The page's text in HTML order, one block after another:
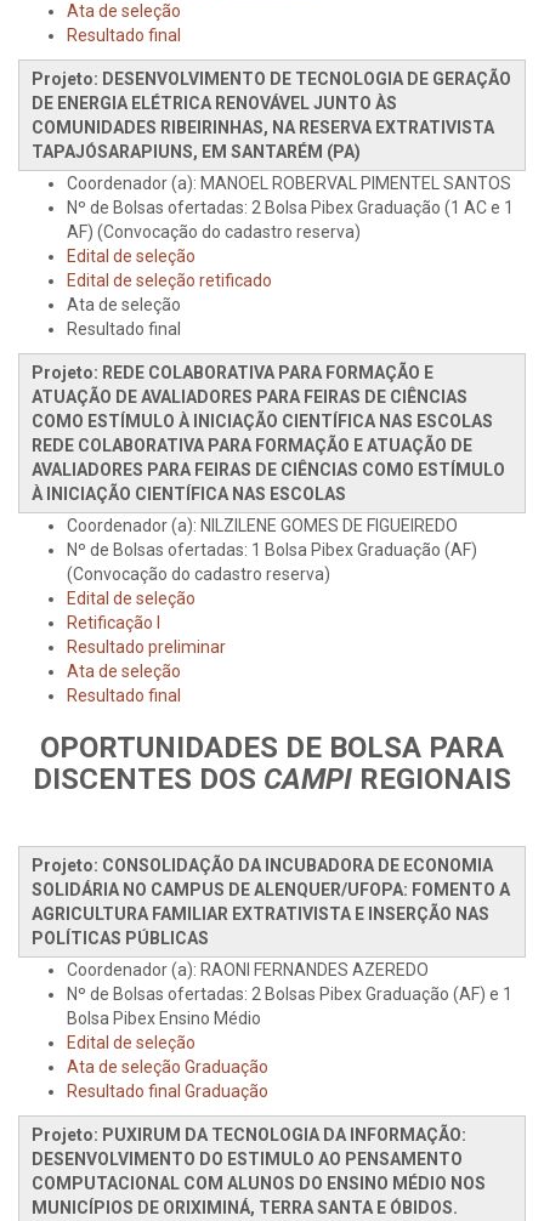
Ata de seleção
Resultado final
Projeto: DESENVOLVIMENTO DE TECNOLOGIA DE GERAÇÃO
DE ENERGIA ELÉTRICA RENOVÁVEL JUNTO ÀS
COMUNIDADES RIBEIRINHAS, NA RESERVA EXTRATIVISTA
TAPAJÓSARAPIUNS, EM SANTARÉM (PA)
Coordenador (a): MANOEL ROBERVAL PIMENTEL SANTOS
Nº de Bolsas ofertadas: 2 Bolsa Pibex Graduação (1 AC e 1
AF) (Convocação do cadastro reserva)
Edital de seleção
Edital de seleção retificado
Ata de seleção
Resultado final
Projeto: REDE COLABORATIVA PARA FORMAÇÃO E
ATUAÇÃO DE AVALIADORES PARA FEIRAS DE CIÊNCIAS
COMO ESTÍMULO À INICIAÇÃO CIENTÍFICA NAS ESCOLAS
REDE COLABORATIVA PARA FORMAÇÃO E ATUAÇÃO DE
AVALIADORES PARA FEIRAS DE CIÊNCIAS COMO ESTÍMULO
À INICIAÇÃO CIENTÍFICA NAS ESCOLAS
Coordenador (a): NILZILENE GOMES DE FIGUEIREDO
Nº de Bolsas ofertadas: 1 Bolsa Pibex Graduação (AF)
(Convocação do cadastro reserva)
Edital de seleção
Retificação I
Resultado preliminar
Ata de seleção
Resultado final
OPORTUNIDADES DE BOLSA PARA
DISCENTES DOS CAMPI REGIONAIS
Projeto: CONSOLIDAÇÃO DA INCUBADORA DE ECONOMIA
SOLIDÁRIA NO CAMPUS DE ALENQUER/UFOPA: FOMENTO A
AGRICULTURA FAMILIAR EXTRATIVISTA E INSERÇÃO NAS
POLÍTICAS PÚBLICAS
Coordenador (a): RAONI FERNANDES AZEREDO
Nº de Bolsas ofertadas: 2 Bolsas Pibex Graduação (AF) e 1
Bolsa Pibex Ensino Médio
Edital de seleção
Ata de seleção Graduação
Resultado final Graduação
Projeto: PUXIRUM DA TECNOLOGIA DA INFORMAÇÃO:
DESENVOLVIMENTO DO ESTIMULO AO PENSAMENTO
COMPUTACIONAL COM ALUNOS DO ENSINO MÉDIO NOS
MUNICÍPIOS DE ORIXIMINÁ, TERRA SANTA E ÓBIDOS.